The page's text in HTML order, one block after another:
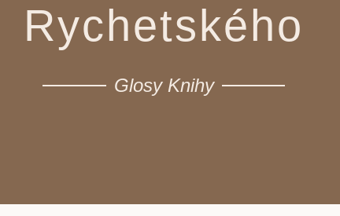
Rychetského
Glosy Knihy